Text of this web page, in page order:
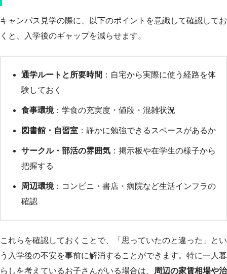
キャンパス見学の際に、以下のポイントを意識して確認してお
くと、入学後のギャップを減らせます。
通学ルートと所要時間 ：自宅から実際に使う経路を体
験しておく
食事環境：学食の充実度・値段・混雑状況
図書館・自習室 ：静かに勉強できるスペースがあるか
サークル・部活の雰囲気 ：掲示板や在学生の様子から
把握する
周辺環境：コンビニ・書店・病院など生活インフラの
確認
これらを確認しておくことで、「思っていたのと違った」とい
う入学後の不安を事前に解消することができます。特に一人暮
らしを考えているお子さんがいる場合は、
周辺の家賃相場や治